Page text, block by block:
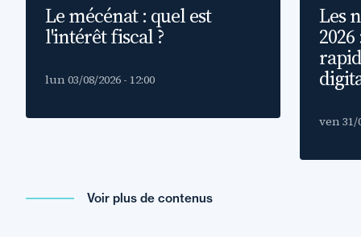
Le mécénat : quel est
l'intérêt fiscal ?
lun 03/08/2026 - 12:00
Les
ven 31/
Voir plus de contenus